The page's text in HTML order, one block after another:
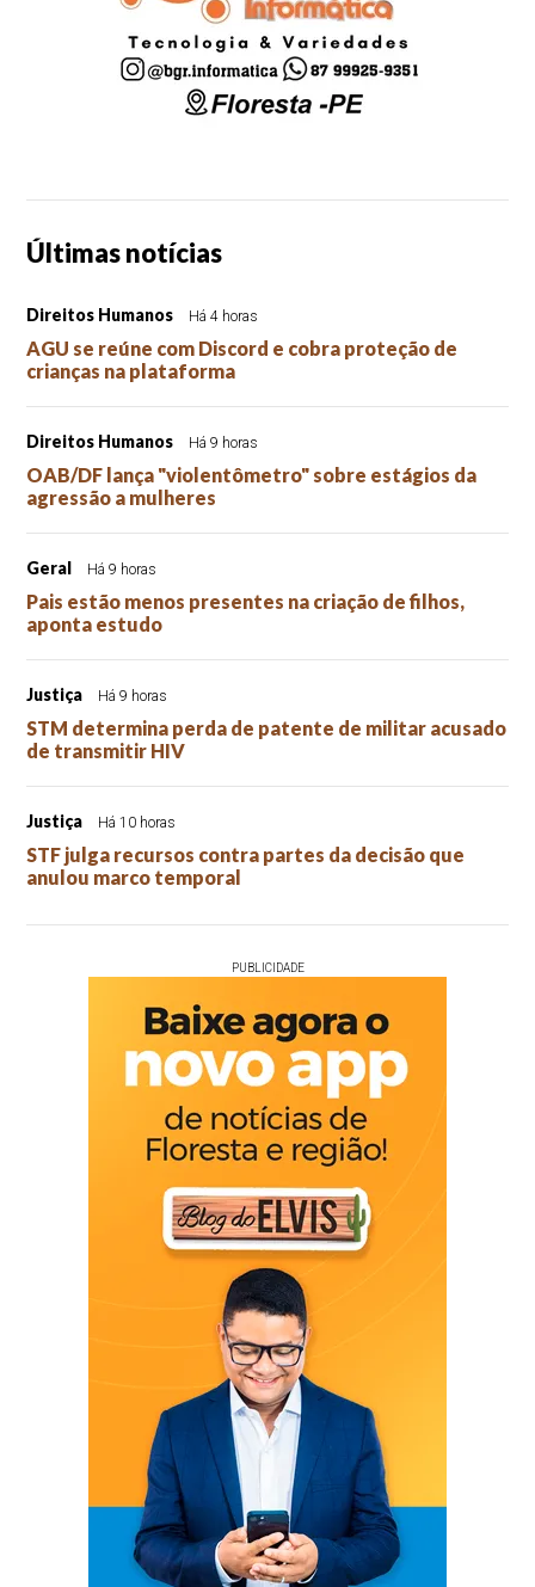
Últimas notícias
Direitos Humanos Há 4 horas
AGU se reúne com Discord e cobra proteção de
crianças na plataforma
Direitos Humanos Há 9 horas
OAB/DF lança "violentômetro" sobre estágios da
agressão a mulheres
Geral Há 9 horas
Pais estão menos presentes na criação de filhos,
aponta estudo
Justiça Há 9 horas
STM determina perda de patente de militar acusado
de transmitir HIV
Justiça Há 10 horas
STF julga recursos contra partes da decisão que
anulou marco temporal
PUBLICIDADE